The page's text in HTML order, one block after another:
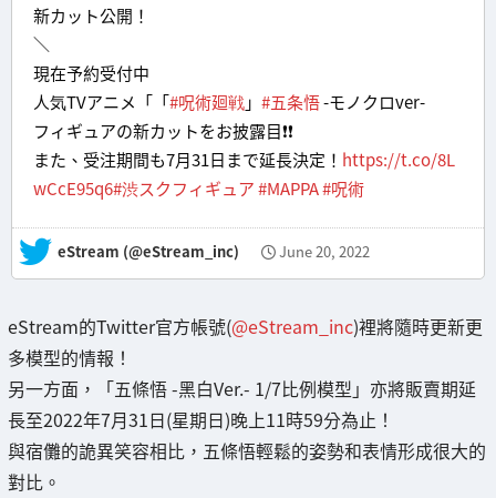
新カット公開！
＼
現在予約受付中
人気TVアニメ「「#呪術廻戦」 #五条悟-モノクロver-
フィギュアの新カットをお披露目❗❗
また、受注期間も7月31日まで延長決定！ https://t.co/8L
wCcE95q6#渋スクフィギュア#MAPPA#呪術
— eStream (@eStream_inc) June 20, 2022
eStream的Twitter官方帳號(@eStream_inc)裡將隨時更新更
多模型的情報！
另一方面，「五條悟 -黑白Ver.- 1/7比例模型」亦將販賣期延
長至2022年7月31日(星期日)晚上11時59分為止！
與宿儺的詭異笑容相比，五條悟輕鬆的姿勢和表情形成很大的
對比。